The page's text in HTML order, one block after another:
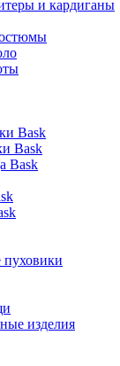
и кардиганы
Bask
Bask
Bask
пуховики
изделия